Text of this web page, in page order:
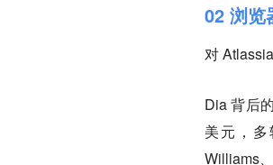
02 浏览
对
Dia 背后
美元 ，
Williams